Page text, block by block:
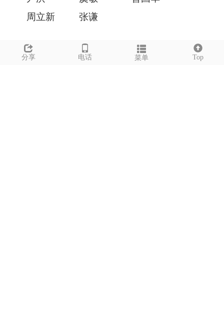
周立新
张谦
师资队伍
分享 电话 菜单 Top